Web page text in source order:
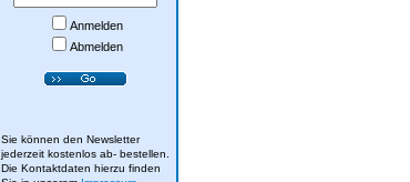
Anmelden
Abmelden
Sie können den Newsletter
jederzeit kostenlos ab- bestellen.
Die Kontaktdaten hierzu finden